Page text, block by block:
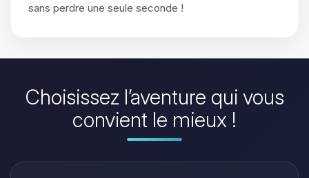
sans perdre une seule seconde !
Choisissez l’aventure qui vous
convient le mieux !